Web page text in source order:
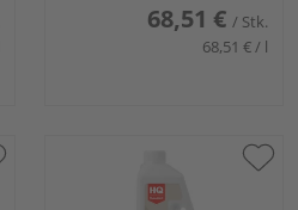
68,51 € / Stk.
68,51 € / l